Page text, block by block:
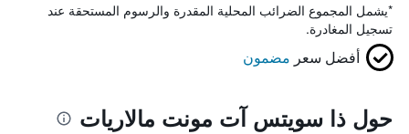
*يشمل المجموع الضرائب المحلية المقدرة والرسوم المستحقة عند
تسجيل المغادرة.
أفضل سعر مضمون
حول ذا سويتس آت مونت مالاريات